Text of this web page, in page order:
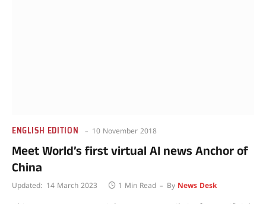
ENGLISH EDITION 10 November 2018
Meet World’s first virtual AI news Anchor of
China
Updated: 14 March 2023 1 Min Read By News Desk